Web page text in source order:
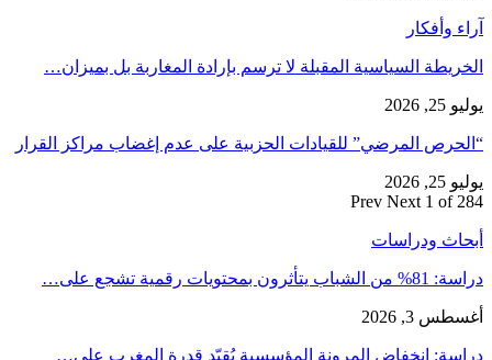
آراء وأفكار
الخريطة السياسية المقبلة لا ترسم بإرادة المغاربة بل بميزان…
يوليو 25, 2026
“الحرص المرضي” للقيادات الحزبية على عدم إغضاب مراكز القرار
يوليو 25, 2026
Prev Next 1 of 284
أبحاث ودراسات
دراسة: 81% من الشباب يتأثرون بمحتويات رقمية تشجع على…
أغسطس 3, 2026
دراسة: انخفاض المرونة المؤسسية يُقيّد قدرة المغرب على…